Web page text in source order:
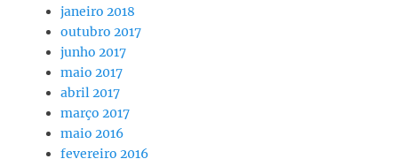
janeiro 2018
outubro 2017
junho 2017
maio 2017
abril 2017
março 2017
maio 2016
fevereiro 2016